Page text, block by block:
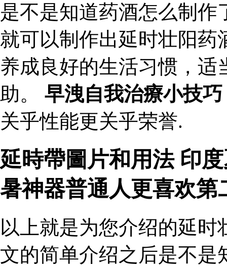
是不是知道药酒怎么制
就可以制作出延时壮阳药
养成良好的生活习惯，
助。 早洩自我治療小技巧
关乎性能更关乎荣誉.
延時帶圖片和用法 印
暑神器普通人更喜欢第
以上就是为您介绍的延
文的简单介绍之后是不是